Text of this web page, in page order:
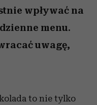
wpływać na
menu.
uwagę,
to nie tylko